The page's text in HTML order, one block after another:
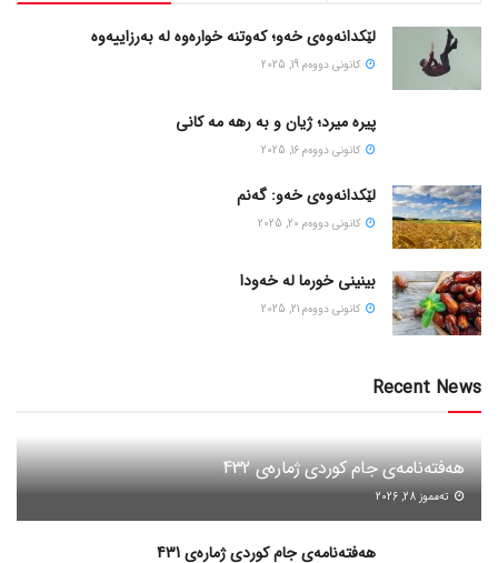
لێکدانەوەی خەو؛ کەوتنە خوارەوە لە بەرزاییەوە
كانونی دووه‌م 19, 2025
پیره میرد؛ ژیان و به رهه مه کانی
كانونی دووه‌م 16, 2025
لێکدانەوەی خەو: گەنم
كانونی دووه‌م 20, 2025
بینینی خورما لە خەودا
كانونی دووه‌م 21, 2025
Recent News
هەفتەنامەی جام کوردی ژمارەی 432
ته‌مموز 28, 2026
هەفتەنامەی جام کوردی ژمارەی 431